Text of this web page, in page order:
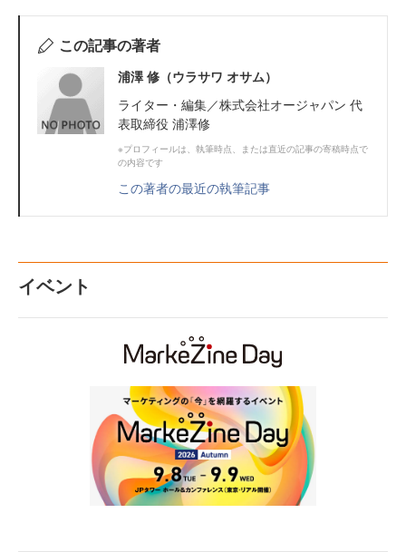
この記事の著者
浦澤 修（ウラサワ オサム）
ライター・編集／株式会社オージャパン 代
表取締役 浦澤修
※プロフィールは、執筆時点、または直近の記事の寄稿時点で
の内容です
この著者の最近の執筆記事
イベント